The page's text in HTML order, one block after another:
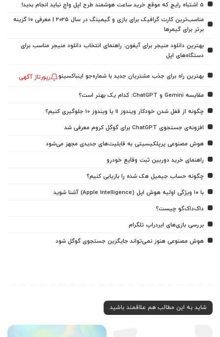
5 اشتباه رایج که موقع خرید ساعت هوشمند طرح اپل واچ نباید انجام بدید!
مناسب‌ترین کارت گرافیک برای بازی و گیمینگ در سال ۲۰۲۵ | معرفی ۱۰ گزینه
برتر برای گیمرها
بهترین دانلود منیجر برای آیفون: راهنمای انتخاب دانلود منیجر مناسب برای
دستگاه‌های اپل
بهترین راه برای جذب مشتریان جدید با شماره‌جو اینباکسینو رپورتاژ آگهی
مقایسه Gemini و ChatGPT: کدام یک بهتر است؟
چگونه از قفل شدن خودکار ویندوز 11 یا ویندوز 10 جلوگیری کنیم؟
افزونه‌ی جستجوی ChatGPT برای گوگل کروم معرفی شد
هوش مصنوعی پرپلکیسیتی به قابلیت‌های جدیدی مجهز می‌شود
راهنمای خرید دوربین ثبت وقایع خودرو
چگونه حساب جیمیل هک شده را بازیابی کنیم؟
با ۱۰ ویژگی اولیه هوش اپل (Apple Intelligence) آشنا شوید
داک‌داک‌گو چیست؟
بررسی بازی‌های ایردراپ تلگرام
هوش مصنوعی هنوز نمی‌تواند جایگزین جستجوی گوگل شود
شاید به این مطالب هم علاقمند باشید